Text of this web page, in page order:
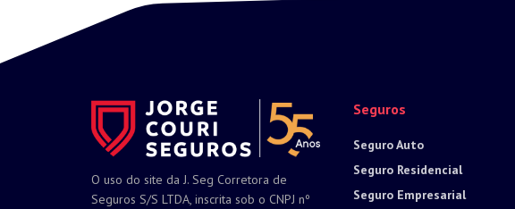
O uso do site da J. Seg Corretora de
Seguros S/S LTDA, inscrita sob o CNPJ nº
Seguros
Seguro Auto
Seguro Residencial
Seguro Empresarial